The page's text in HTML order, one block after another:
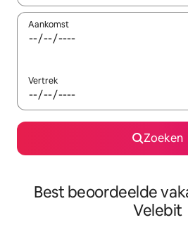
Aankomst
Vertrek
Zoeken
Best beoordeelde
Velebit